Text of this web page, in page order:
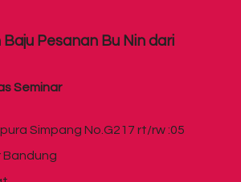
Pesanan Bu Nin dari
Seminar
Simpang No.G217 rt/rw :05
Bandung